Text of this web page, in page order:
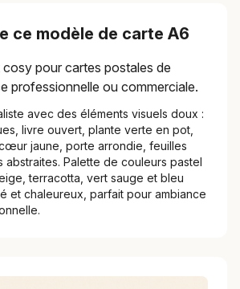
ce modèle de carte A6
pour cartes postales de
professionnelle ou commerciale.
avec des éléments visuels doux :
livre ouvert, plante verte en pot,
jaune, porte arrondie, feuilles
abstraites. Palette de couleurs pastel
terracotta, vert sauge et bleu
et chaleureux, parfait pour ambiance